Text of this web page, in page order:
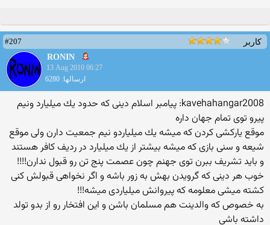
کاربر
#207
RONIN
13 Aug 2010 06:27
ارسالها: 6280
kavehahangar2008: پیامبر اسلام دینی كه حدود یك میلیارد ونیم
پیرو توی تمام جهان داره
موقع یاركشی كردن كه میشه یك میلیاردو نیم جمعیت دارن ولی موقع
شیعه و سنی بازی كه میشه بیشتر از یك میلیارد در ردیف كافر هستند
و باید تشریف ببرن توی جهنم چون عصمت پنج تن رو قبول ندارن!!!!
خوب هر دینی كه گرویدن بهش به زور باشه و اگر نخواهی قبولش كنی
كشته میشی معلومه كه پیروانش میلیاردی میشه!!!
به خصوص كه والدینت هم مسلمان باشن و این افتخار رو از بدو تولد
داشته باشی